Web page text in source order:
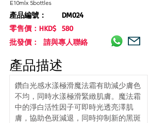
E10mlx 5bottles
產品編號：
DM024
零售價：HKD$ 580
批發價： 請與專人聯絡
產品描述
鑽白光感水漾極滑魔法霜有助減少膚色
不均，同時水漾極滑緊緻肌膚。魔法霜
中的淨白活性因子可即時光透亮澤肌
膚，協助色斑減退，同時抑制新的黑斑